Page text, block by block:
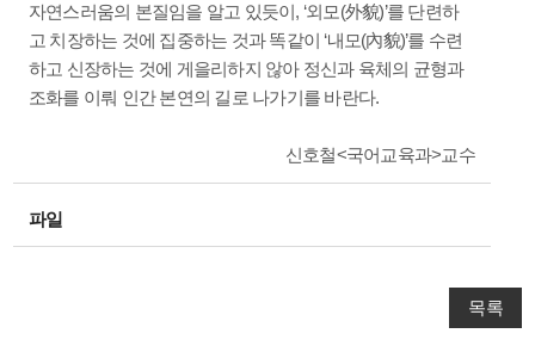
자연스러움의 본질임을 알고 있듯이, ‘외모(外貌)’를 단련하
고 치장하는 것에 집중하는 것과 똑같이 ‘내모(內貌)’를 수련
하고 신장하는 것에 게을리하지 않아 정신과 육체의 균형과
조화를 이뤄 인간 본연의 길로 나가기를 바란다.
신호철<국어교육과>교수
파일
목록